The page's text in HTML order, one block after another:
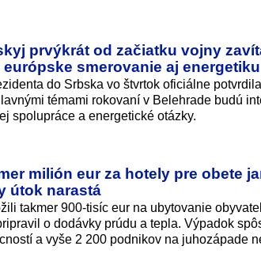
prvýkrát od začiatku vojny
smerovanie aj energetiku
do Srbska vo štvrtok oficiálne
témami rokovaní v Belehrade budú
spolupráce a energetické otázky.
milión eur za hotely pre obete
útok narastá
takmer 900-tisíc eur na ubytovanie
o dodávky prúdu a tepla. Výpadok
a vyše 2 200 podnikov na juhozápade